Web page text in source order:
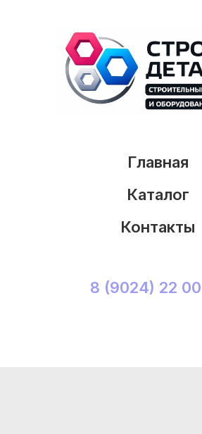
Главная
Каталог
Контакты
8 (9024) 22